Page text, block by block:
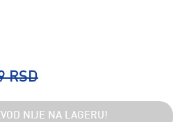
RSD
NIJE NA LAGERU!